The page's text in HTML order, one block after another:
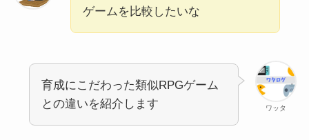
ゲームを比較したいな
ワッタ
育成にこだわった類似RPGゲーム
との違いを紹介します